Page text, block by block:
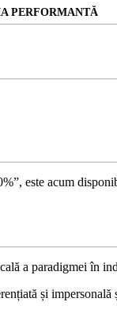
PERFORMANTĂ
este acum
a paradigmei în
și